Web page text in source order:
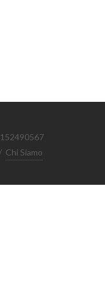
/ Chi Siamo